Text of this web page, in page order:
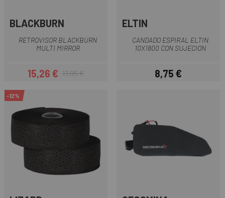
BLACKBURN
RETROVISOR BLACKBURN
MULTI MIRROR
Precio
15,26 €Precio regular
17,95 €
ELTIN
CANDADO ESPIRAL ELTIN
10X1800 CON SUJECION
Precio
8,75 €
-12%